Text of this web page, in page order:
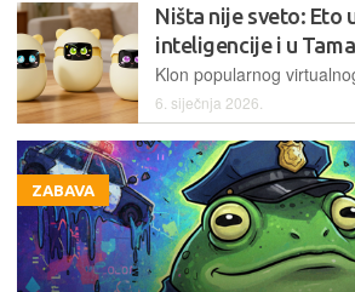
Ništa nije sveto: Eto
inteligencije i u
6. siječnja 2026.
ZABAVA